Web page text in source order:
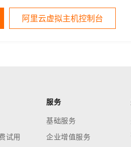
阿里云虚拟主机控制台